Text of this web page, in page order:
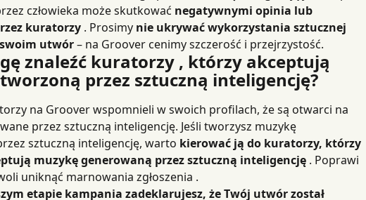
człowieka może skutkować negatywnymi opinia lub
kuratorzy . Prosimy nie ukrywać wykorzystania sztucznej
utwór – na Groover cenimy szczerość i przejrzystość.
znaleźć kuratorzy , którzy akceptują
przez sztuczną inteligencję?
na Groover wspomnieli w swoich profilach, że są otwarci na
przez sztuczną inteligencję. Jeśli tworzysz muzykę
sztuczną inteligencję, warto kierować ją do kuratorzy, którzy
muzykę generowaną przez sztuczną inteligencję . Poprawi
uniknąć marnowania zgłoszenia .
etapie kampania zadeklarujesz, że Twój utwór został